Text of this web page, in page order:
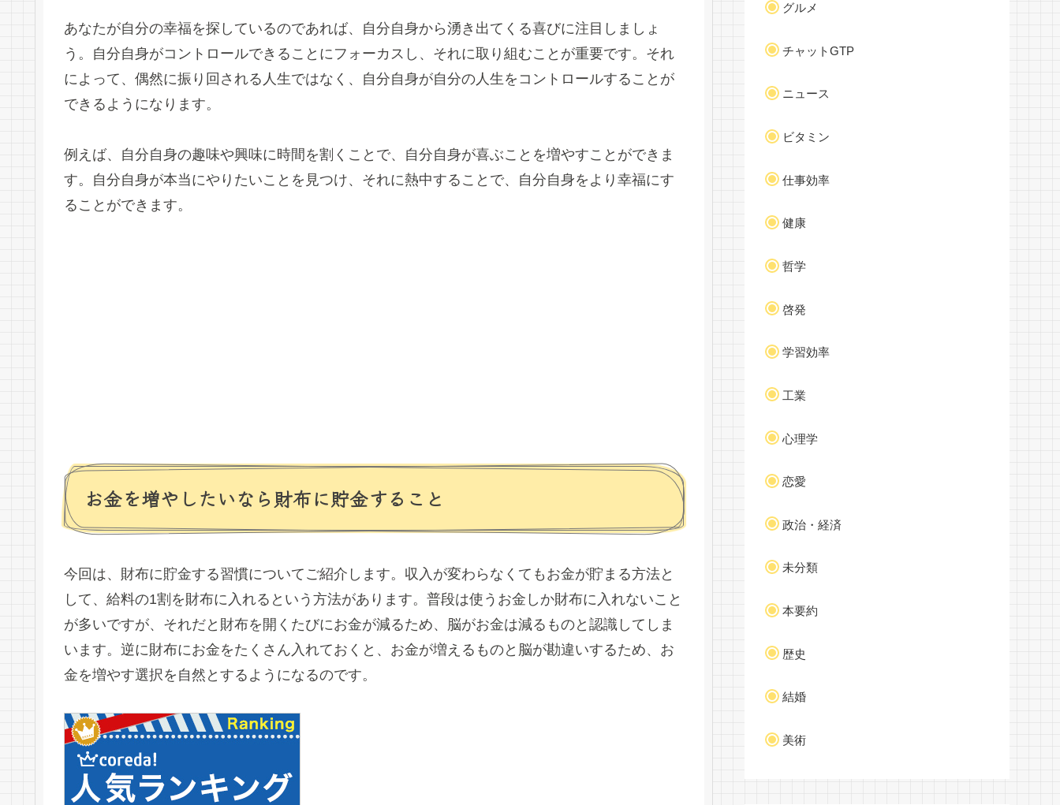
あなたが自分の幸福を探しているのであれば、自分自身から湧き出てくる喜びに注目しましょ
う。自分自身がコントロールできることにフォーカスし、それに取り組むことが重要です。それ
によって、偶然に振り回される人生ではなく、自分自身が自分の人生をコントロールすることが
できるようになります。
例えば、自分自身の趣味や興味に時間を割くことで、自分自身が喜ぶことを増やすことができま
す。自分自身が本当にやりたいことを見つけ、それに熱中することで、自分自身をより幸福にす
ることができます。
お金を増やしたいなら財布に貯金すること
今回は、財布に貯金する習慣についてご紹介します。収入が変わらなくてもお金が貯まる方法と
して、給料の1割を財布に入れるという方法があります。普段は使うお金しか財布に入れないこと
が多いですが、それだと財布を開くたびにお金が減るため、脳がお金は減るものと認識してしま
います。逆に財布にお金をたくさん入れておくと、お金が増えるものと脳が勘違いするため、お
金を増やす選択を自然とするようになるのです。
グルメ
チャットGTP
ニュース
ビタミン
仕事効率
健康
哲学
啓発
学習効率
工業
心理学
恋愛
政治・経済
未分類
本要約
歴史
結婚
美術